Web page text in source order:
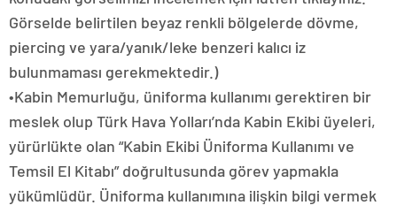
Görselde belirtilen beyaz renkli bölgelerde dövme,
piercing ve yara/yanık/leke benzeri kalıcı iz
bulunmaması gerekmektedir.)
•Kabin Memurluğu, üniforma kullanımı gerektiren bir
meslek olup Türk Hava Yolları’nda Kabin Ekibi üyeleri,
yürürlükte olan “Kabin Ekibi Üniforma Kullanımı ve
Temsil El Kitabı” doğrultusunda görev yapmakla
yükümlüdür. Üniforma kullanımına ilişkin bilgi vermek